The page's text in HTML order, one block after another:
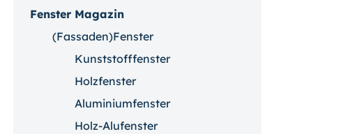
Fenster Magazin
(Fassaden)Fenster
Kunststofffenster
Holzfenster
Aluminiumfenster
Holz-Alufenster